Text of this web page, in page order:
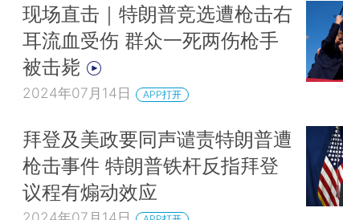
现场直击｜特朗普竞选遭枪击右
耳流血受伤 群众一死两伤枪手
被击毙
2024年07月14日 APP打开
拜登及美政要同声谴责特朗普遭
枪击事件 特朗普铁杆反指拜登
议程有煽动效应